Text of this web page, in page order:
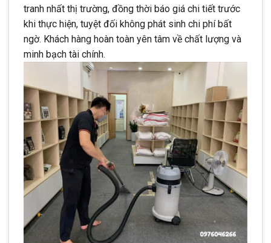
tranh nhất thị trường, đồng thời báo giá chi tiết trước
khi thực hiện, tuyệt đối không phát sinh chi phí bất
ngờ. Khách hàng hoàn toàn yên tâm về chất lượng và
minh bạch tài chính.